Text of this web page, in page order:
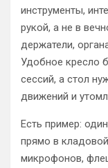
инструменты,
рукой, а не в
держатели,
Удобное кресло
сессий, а стол
движений и
Есть пример:
прямо в
микрофонов,